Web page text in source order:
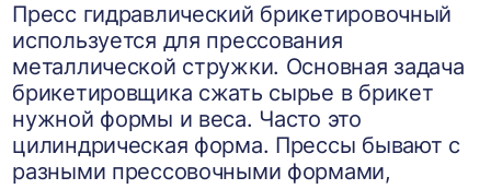
Пресс гидравлический брикетировочный
используется для прессования
металлической стружки. Основная задача
брикетировщика сжать сырье в брикет
нужной формы и веса. Часто это
цилиндрическая форма. Прессы бывают с
разными прессовочными формами,